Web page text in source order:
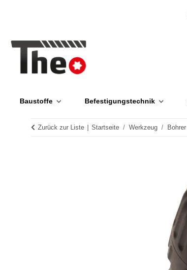
Baustoffe Befestigungstechnik
Zurück zur Liste Startseite Werkzeug Bohrer